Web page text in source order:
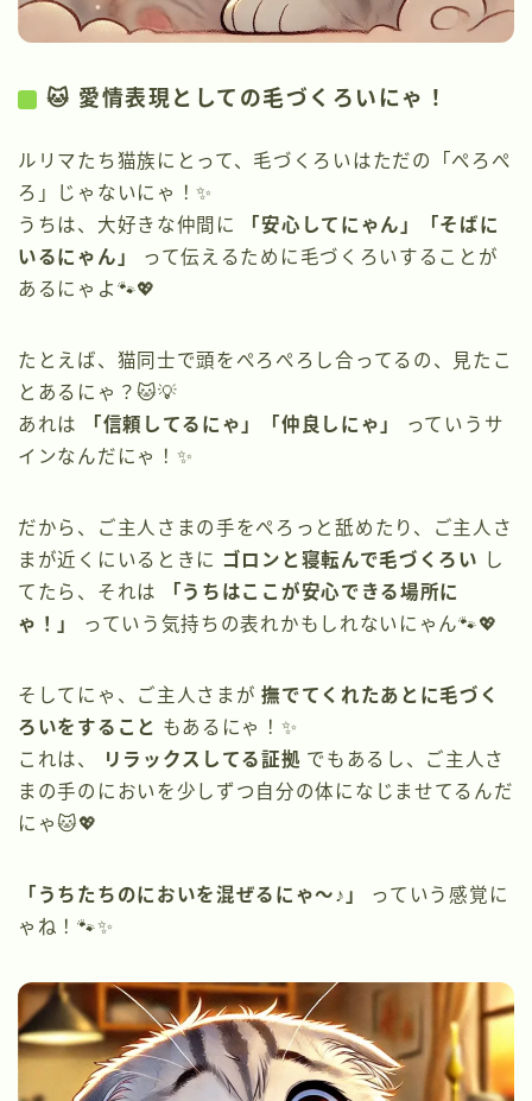
🐱 愛情表現としての毛づくろいにゃ！
ルリマたち猫族にとって、毛づくろいはただの「ぺろぺ
ろ」じゃないにゃ！✨
うちは、大好きな仲間に
「安心してにゃん」「そばに
いるにゃん」
って伝えるために毛づくろいすることが
あるにゃよ🐾💖
たとえば、猫同士で頭をぺろぺろし合ってるの、見たこ
とあるにゃ？🐱💡
あれは
「信頼してるにゃ」「仲良しにゃ」
っていうサ
インなんだにゃ！✨
だから、ご主人さまの手をぺろっと舐めたり、ご主人さ
まが近くにいるときに ゴロンと寝転んで毛づくろい し
てたら、それは
「うちはここが安心できる場所に
ゃ！」
っていう気持ちの表れかもしれないにゃん🐾💖
そしてにゃ、ご主人さまが撫でてくれたあとに毛づく
ろいをすること もあるにゃ！✨
これは、
リラックスしてる証拠 でもあるし、ご主人さ
まの手のにおいを少しずつ自分の体になじませてるんだ
にゃ🐱💖
「うちたちのにおいを混ぜるにゃ〜♪」
っていう感覚に
ゃね！🐾✨